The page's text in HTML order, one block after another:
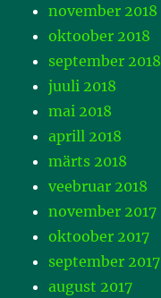
november 2018
oktoober 2018
september 2018
juuli 2018
mai 2018
aprill 2018
märts 2018
veebruar 2018
november 2017
oktoober 2017
september 2017
august 2017